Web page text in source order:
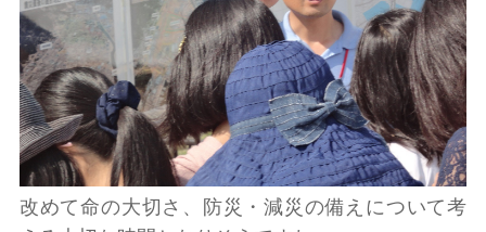
改めて命の大切さ、防災・減災の備えについて考